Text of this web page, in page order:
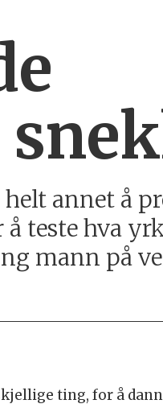
annet å
teste hva
mann på
ting, for å